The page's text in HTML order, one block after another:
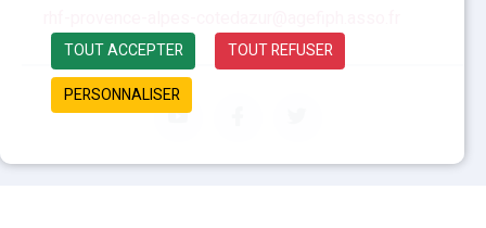
TOUT ACCEPTER
TOUT REFUSER
PERSONNALISER